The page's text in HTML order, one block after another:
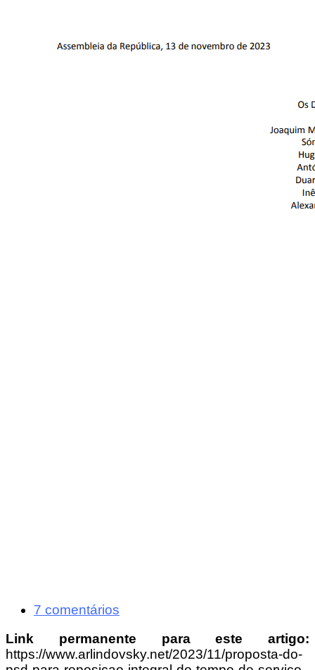
7 comentários
Link permanente para este artigo:
https://www.arlindovsky.net/2023/11/proposta-do-